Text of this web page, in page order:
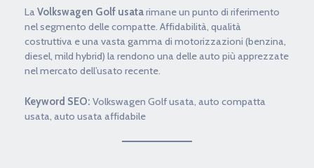
LaVolkswagen Golf usatarimane un punto di riferimento
nel segmento delle compatte. Affidabilità, qualità
costruttiva e una vasta gamma di motorizzazioni (benzina,
diesel, mild hybrid) la rendono una delle auto più apprezzate
nel mercato dell’usato recente.
Keyword SEO: Volkswagen Golf usata, auto compatta
usata, auto usata affidabile